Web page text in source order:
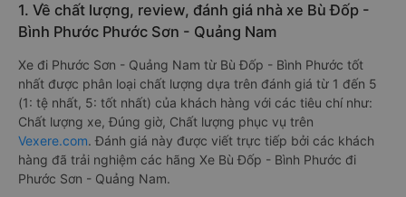
1. Về chất lượng, review, đánh giá nhà xe Bù Đốp -
Bình Phước Phước Sơn - Quảng Nam
Xe đi Phước Sơn - Quảng Nam từ Bù Đốp - Bình Phước tốt
nhất được phân loại chất lượng dựa trên đánh giá từ 1 đến 5
(1: tệ nhất, 5: tốt nhất) của khách hàng với các tiêu chí như:
Chất lượng xe, Đúng giờ, Chất lượng phục vụ trên
Vexere.com. Đánh giá này được viết trực tiếp bởi các khách
hàng đã trải nghiệm các hãng Xe Bù Đốp - Bình Phước đi
Phước Sơn - Quảng Nam.